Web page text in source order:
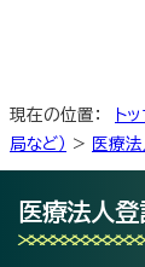
現在の位置： ト
局など） > 医療
医療法人